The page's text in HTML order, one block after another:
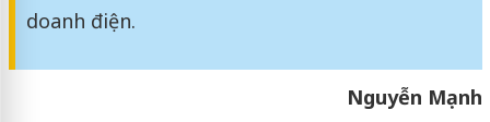
doanh điện.
Nguyễn Mạnh